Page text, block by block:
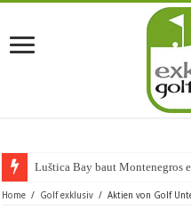
Luštica Bay baut Montenegros
Home / Golf exklusiv / Aktien von Golf